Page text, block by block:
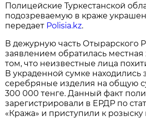
Полицейские Туркестанской
подозреваемую в краже
передает Polisia.kz.
В дежурную часть Отырарского
заявлением обратилась
том, что неизвестные лица
В украденной сумке находились
серебряные изделия на общую
300 000 тенге. Данный факт
зарегистрировали в ЕРДР по
«Кража» и приступили к